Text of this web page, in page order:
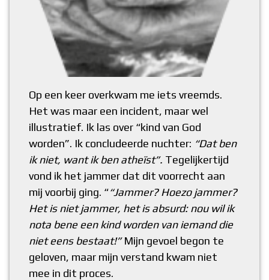
Op een keer overkwam me iets vreemds.
Het was maar een incident, maar wel
illustratief. Ik las over “kind van God
worden”. Ik concludeerde nuchter: “Dat ben
ik niet, want ik ben atheïst”. Tegelijkertijd
vond ik het jammer dat dit voorrecht aan
mij voorbij ging. ““Jammer? Hoezo jammer?
Het is niet jammer, het is absurd: nou wil ik
nota bene een kind worden van iemand die
niet eens bestaat!”Mijn gevoel begon te
geloven, maar mijn verstand kwam niet
mee in dit proces.